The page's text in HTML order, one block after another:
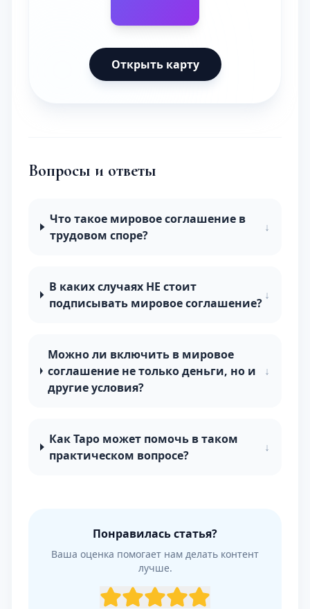
Открыть карту
Вопросы и ответы
Что такое мировое соглашение в
трудовом споре?
↓
В каких случаях НЕ стоит
подписывать мировое соглашение?
↓
Можно ли включить в мировое
соглашение не только деньги, но и
другие условия?
↓
Как Таро может помочь в таком
практическом вопросе?
↓
Понравилась статья?
Ваша оценка помогает нам делать контент
лучше.